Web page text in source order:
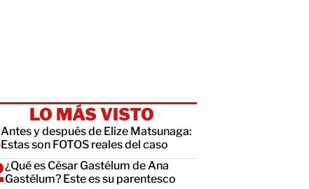
LO MÁS VISTO
Antes y después de Elize Matsunaga:
Estas son FOTOS reales del caso
¿Qué es César Gastélum de Ana
Gastélum? Este es su parentesco